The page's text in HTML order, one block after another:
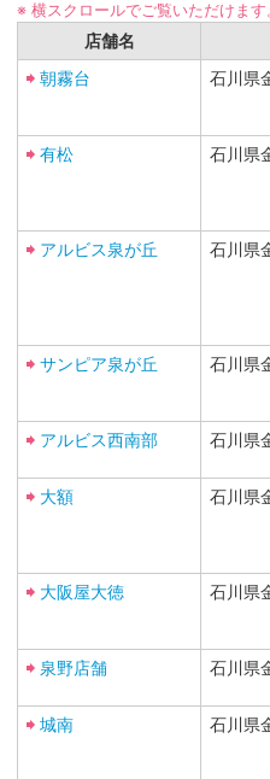
※ 横スクロールでご覧いただけます
店舗名
朝霧台
石川県
有松 石川県
アルビス泉が丘 石川県
サンピア泉が丘 石川県
アルビス西南部 石川県
大額 石川県
大阪屋大徳 石川県
泉野店舗 石川県
城南 石川県